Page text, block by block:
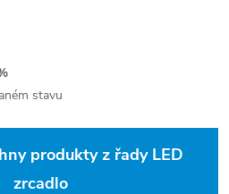
stavu
produkty z řady LED
zrcadlo